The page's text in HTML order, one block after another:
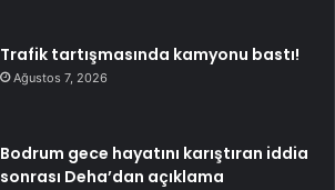
Trafik tartışmasında kamyonu bastı!
Ağustos 7, 2026
Bodrum gece hayatını karıştıran iddia
sonrası Deha’dan açıklama